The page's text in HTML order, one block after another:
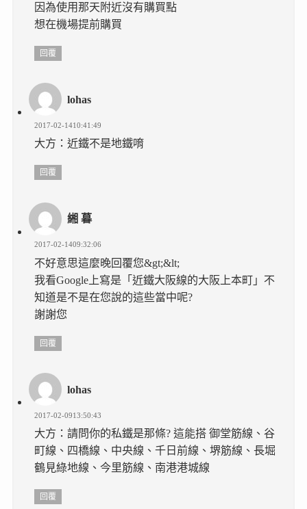
因為使用那天附近沒有購買點
想在機場提前購買
回覆
lohas
2017-02-1410:41:49
大方：近鐵不是地鐵唷
回覆
緗 暮
2017-02-1409:32:06
不好意思這麼晚回覆您&gt;&lt;
我看Google上寫是「近鐵大阪線的大阪上本町」不
知道是不是在您說的這些當中呢?
謝謝您
回覆
lohas
2017-02-0913:50:43
大方：請問你的私鐵是那條? 這能搭 御堂筋線、谷
町線、四橋線、中央線、千日前線、堺筋線、長堀
鶴見綠地線、今里筋線、南港港城線
回覆